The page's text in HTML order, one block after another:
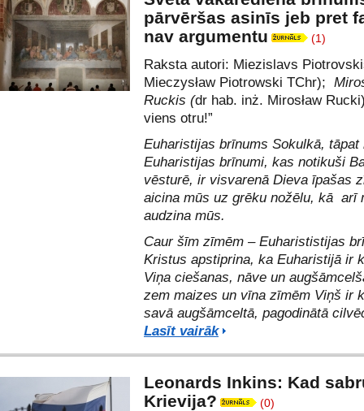
pārvēršas asinīs jeb pret
nav argumentu
(1)
Raksta autori: Miezislavs
Mieczysław Piotrowski TChr);
Ruckis (dr hab. inż. Mirosław Rucki
viens otru!”
Euharistijas brīnums Sokulkā, tāpat
Euharistijas brīnumi, kas notikuši
vēsturē, ir visvarenā Dieva īpašas
aicina mūs uz grēku nožēlu, kā arī
audzina mūs.
Caur šīm zīmēm – Euharististijas
Kristus apstiprina, ka Euharistijā ir
Viņa ciešanas, nāve un
zem maizes un vīna zīmēm Viņš ir
savā augšāmceltā, pagodinātā
Lasīt vairāk
Leonards Inkins: Kad
Krievija?
(0)